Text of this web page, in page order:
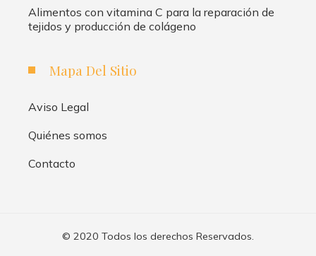
Alimentos con vitamina C para la reparación de
tejidos y producción de colágeno
Mapa Del Sitio
Aviso Legal
Quiénes somos
Contacto
© 2020 Todos los derechos Reservados.